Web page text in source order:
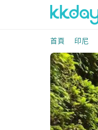
首頁 印尼